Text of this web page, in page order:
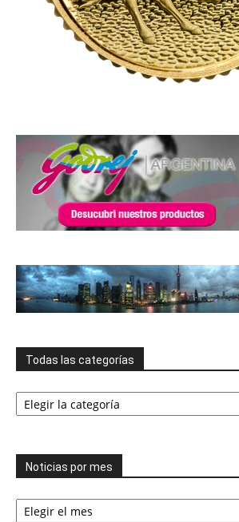
Todas las categorías
Todas
las
Noticias por mes
Noticias
por